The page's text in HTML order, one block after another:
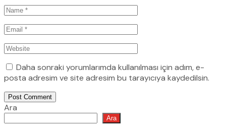
Daha sonraki yorumlarımda kullanılması için adım, e-
posta adresim ve site adresim bu tarayıcıya kaydedilsin.
Post Comment
Ara
Ara